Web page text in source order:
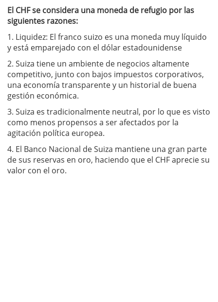
El CHF se considera una moneda de refugio por las
siguientes razones:
1. Liquidez: El franco suizo es una moneda muy líquido
y está emparejado con el dólar estadounidense
2. Suiza tiene un ambiente de negocios altamente
competitivo, junto con bajos impuestos corporativos,
una economía transparente y un historial de buena
gestión económica.
3. Suiza es tradicionalmente neutral, por lo que es visto
como menos propensos a ser afectados por la
agitación política europea.
4. El Banco Nacional de Suiza mantiene una gran parte
de sus reservas en oro, haciendo que el CHF aprecie su
valor con el oro.